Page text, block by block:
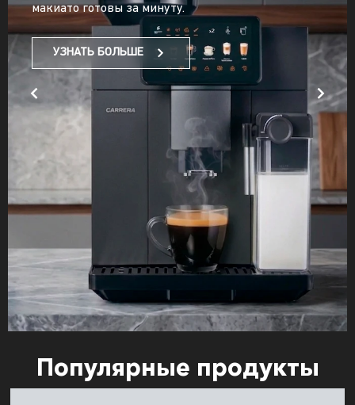
макиато готовы за минуту.
УЗНАТЬ БОЛЬШЕ
Популярные продукты